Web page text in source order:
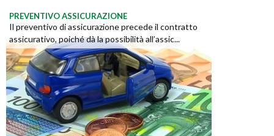
PREVENTIVO ASSICURAZIONE
Il preventivo di assicurazione precede il contratto
assicurativo, poiché dà la possibilità all’assic...